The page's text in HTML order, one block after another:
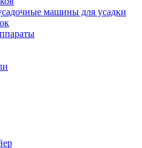
машины для усадки